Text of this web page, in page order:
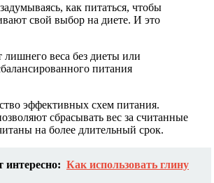
как питаться, чтобы
свой выбор на диете. И это
лишнего веса без диеты или
питания
эффективных схем питания.
сбрасывать вес за считанные
на более длительный срок.
интересно: Как использовать глину